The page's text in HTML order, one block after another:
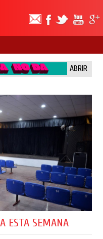
ABRIR
ESTA SEMANA